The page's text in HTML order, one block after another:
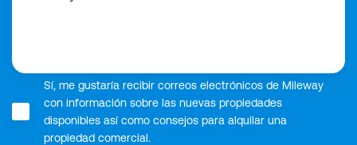
Sí, me gustaría recibir correos electrónicos de Mileway
con información sobre las nuevas propiedades
disponibles así como consejos para alquilar una
propiedad comercial.